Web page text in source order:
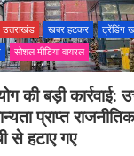
उत्तराखंड खबर हटकर
ट्रेंडिंग
सोशल मीडिया वायरल
की बड़ी कार्रवाई:
प्राप्त
से हटाए गए